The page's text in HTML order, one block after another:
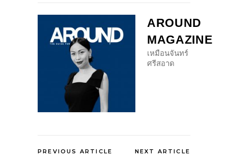
AROUND
MAGAZINE
เหมือนจันทร์
ศรีสอาด
PREVIOUS ARTICLE NEXT ARTICLE